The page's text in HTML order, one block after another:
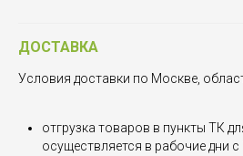
ДОСТАВКА
Условия доставки по Москве,
отгрузка товаров в пункты ТК
осуществляется в рабочие дни с